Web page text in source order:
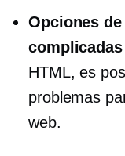
Opciones
complicadas
HTML, es
problemas
web.